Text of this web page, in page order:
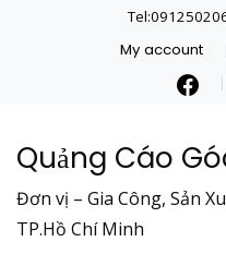
My account
Quảng Cáo
Đơn vị – Gia Công, Sản
TP.Hồ Chí Minh